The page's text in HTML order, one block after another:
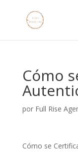
Cómo
por Full Rise
Cómo se